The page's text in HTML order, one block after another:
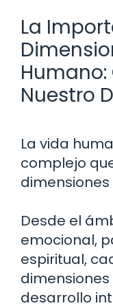
La
Nuestro
La vida
complejo
Desde el
emocional,
espiritual,
desarrollo